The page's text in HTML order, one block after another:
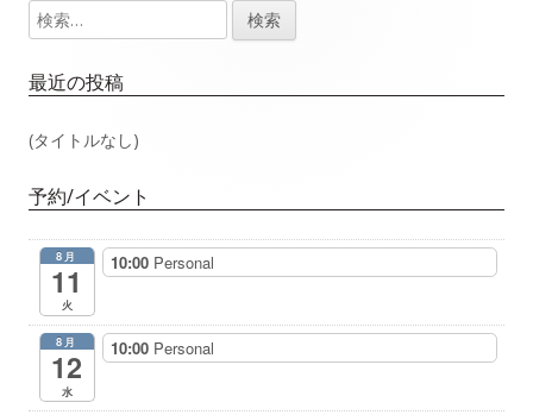
ビ
ゲ
ー
シ
ョ
ン
メ
イ
ン
ド
バ
検
索:
最近の投稿
(タイトルなし)
予約/イベント
8月
11
火
10:00 Personal
8月
12
水
10:00 Personal